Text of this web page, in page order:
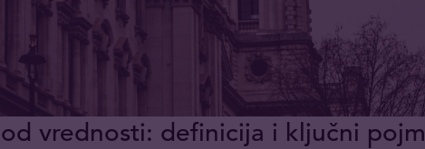
vrednosti: definicija i ključni